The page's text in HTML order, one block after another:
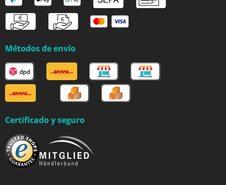
Métodos de envío
Certificado y seguro